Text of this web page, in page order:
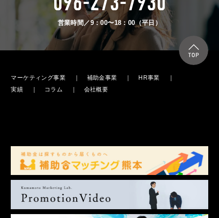
営業時間／9：00〜18：00（平日）
マーケティング事業 補助金事業
HR事業
実績
コラム 会社概要